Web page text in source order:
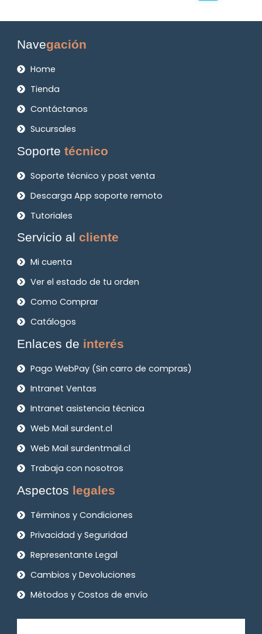
Navegación
Home
Tienda
Contáctanos
Sucursales
Soportetécnico
Soporte técnico y post venta
Descarga App soporte remoto
Tutoriales
Servicio alcliente
Mi cuenta
Ver el estado de tu orden
Como Comprar
Catálogos
Enlaces de interés
Pago WebPay (Sin carro de compras)
Intranet Ventas
Intranet asistencia técnica
Web Mail surdent.cl
Web Mail surdentmail.cl
Trabaja con nosotros
Aspectos legales
Términos y Condiciones
Privacidad y Seguridad
Representante Legal
Cambios y Devoluciones
Métodos y Costos de envío